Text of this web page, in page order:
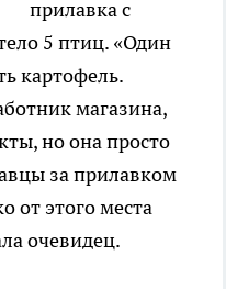
прилавка с
5 птиц. «Один
картофель.
магазина,
но она просто
за прилавком
от этого места
очевидец.